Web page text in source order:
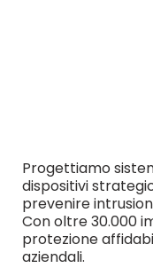
Progettiamo
dispositivi
prevenire
Con oltre 30.000
protezione
aziendali.